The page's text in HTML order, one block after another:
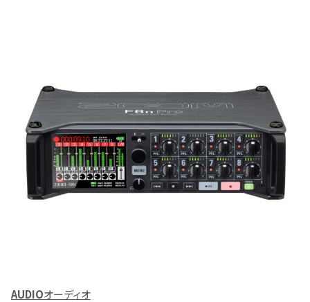
AUDIOオーディオ